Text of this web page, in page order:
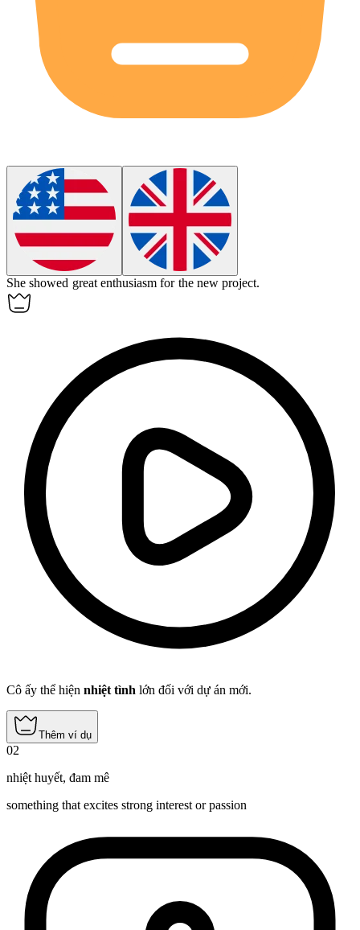
She showed great enthusiasm for the new project.
Cô ấy thể hiện nhiệt tình lớn đối với dự án mới.
Thêm ví dụ
02
nhiệt huyết, đam mê
something that excites strong interest or passion